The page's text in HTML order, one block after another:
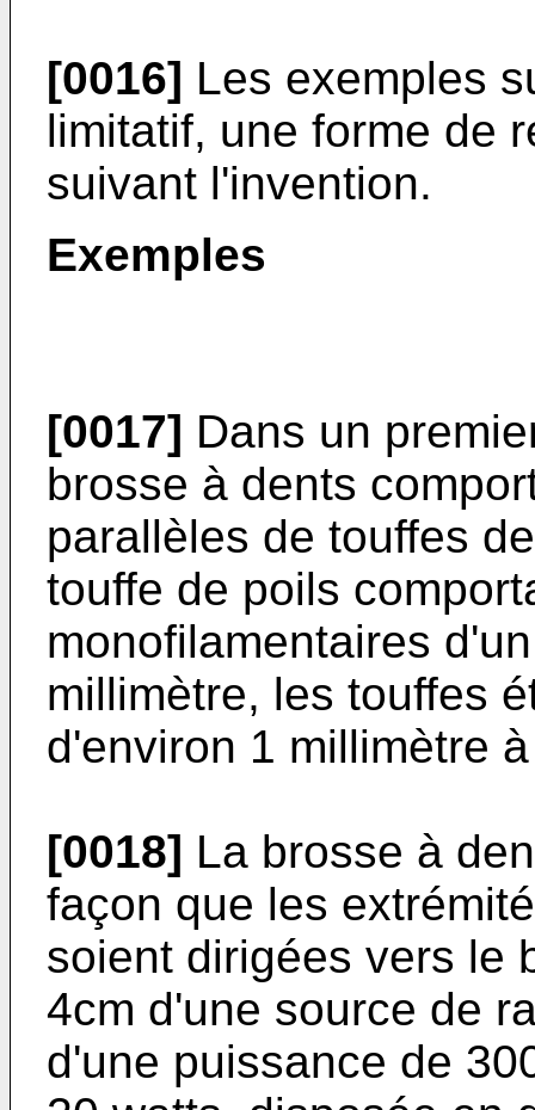
[0016] Les exemples
limitatif, une forme de
suivant l'invention.
Exemples
[0017] Dans un
brosse à dents
parallèles de touffes
touffe de poils
monofilamentaires
millimètre, les touffes
d'environ 1 millimètre
[0018] La brosse à
façon que les
soient dirigées vers le
4cm d'une source de
d'une puissance de